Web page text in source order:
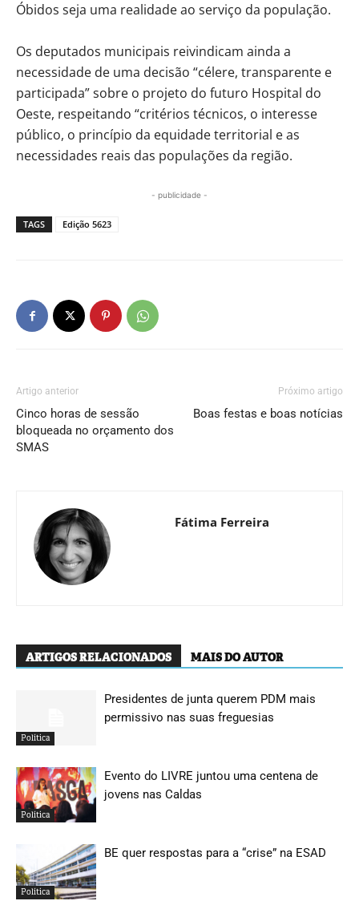
Óbidos seja uma realidade ao serviço da população.
Os deputados municipais reivindicam ainda a
necessidade de uma decisão “célere, transparente e
participada” sobre o projeto do futuro Hospital do
Oeste, respeitando “critérios técnicos, o interesse
público, o princípio da equidade territorial e as
necessidades reais das populações da região.
- publicidade -
TAGS Edição 5623
Artigo anterior
Cinco horas de sessão
bloqueada no orçamento dos
SMAS
Próximo artigo
Boas festas e boas notícias
Fátima Ferreira
ARTIGOS RELACIONADOS MAIS DO AUTOR
Política
Presidentes de junta querem PDM mais
permissivo nas suas freguesias
Política
Evento do LIVRE juntou uma centena de
jovens nas Caldas
Política
BE quer respostas para a “crise” na ESAD